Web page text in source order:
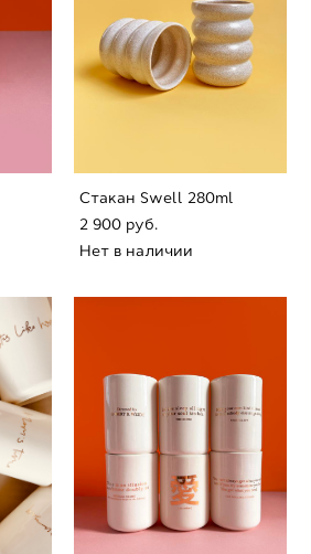
Стaкан Swell 280ml
2 900 pуб.
Нет в наличии